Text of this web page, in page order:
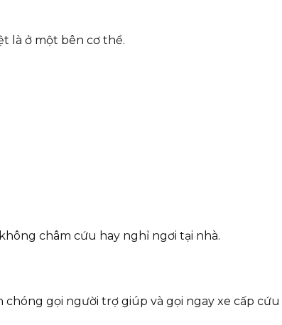
là ở một bên cơ thể.
châm cứu hay nghỉ ngơi tại nhà.
gọi người trợ giúp và gọi ngay xe cấp